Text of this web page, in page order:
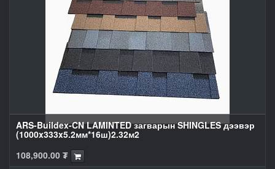
ARS-Buildex-CN LAMINTED загварын SHINGLES дээвэр
(1000x333x5.2мм*16ш)2.32м2
108,900.00 ₮